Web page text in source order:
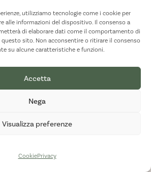
utilizziamo tecnologie come i cookie per
alle informazioni del dispositivo. Il consenso a
di elaborare dati come il comportamento di
questo sito. Non acconsentire o ritirare il consenso
su alcune caratteristiche e funzioni.
Accetta
Nega
Visualizza preferenze
CookiePrivacy
Questa
presenta il
tipico
Navel e
per l’alto
di